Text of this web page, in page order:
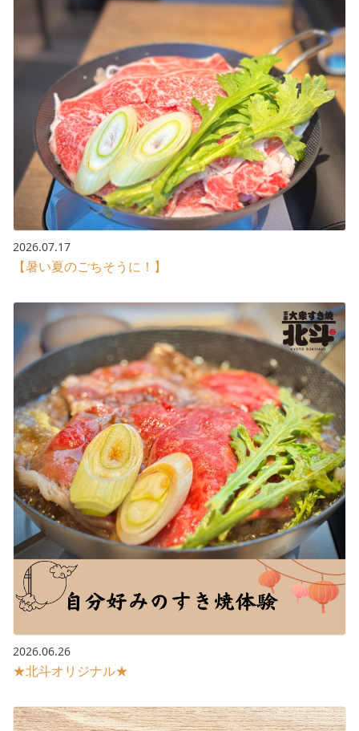
2026.07.17
【暑い夏のごちそうに！】
2026.06.26
★北斗オリジナル★